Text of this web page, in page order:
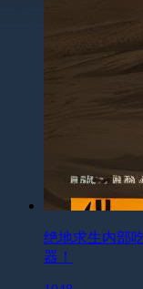
绝地求生内部
器！